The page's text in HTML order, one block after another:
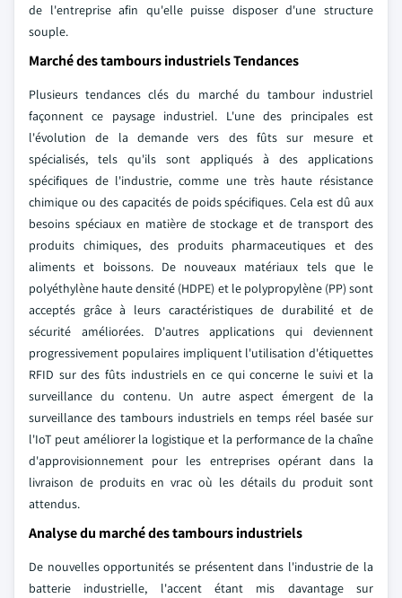
de l'entreprise afin qu'elle puisse disposer d'une structure
souple.
Marché des tambours industriels Tendances
Plusieurs tendances clés du marché du tambour industriel
façonnent ce paysage industriel. L'une des principales est
l'évolution de la demande vers des fûts sur mesure et
spécialisés, tels qu'ils sont appliqués à des applications
spécifiques de l'industrie, comme une très haute résistance
chimique ou des capacités de poids spécifiques. Cela est dû aux
besoins spéciaux en matière de stockage et de transport des
produits chimiques, des produits pharmaceutiques et des
aliments et boissons. De nouveaux matériaux tels que le
polyéthylène haute densité (HDPE) et le polypropylène (PP) sont
acceptés grâce à leurs caractéristiques de durabilité et de
sécurité améliorées. D'autres applications qui deviennent
progressivement populaires impliquent l'utilisation d'étiquettes
RFID sur des fûts industriels en ce qui concerne le suivi et la
surveillance du contenu. Un autre aspect émergent de la
surveillance des tambours industriels en temps réel basée sur
l'IoT peut améliorer la logistique et la performance de la chaîne
d'approvisionnement pour les entreprises opérant dans la
livraison de produits en vrac où les détails du produit sont
attendus.
Analyse du marché des tambours industriels
De nouvelles opportunités se présentent dans l'industrie de la
batterie industrielle, l'accent étant mis davantage sur